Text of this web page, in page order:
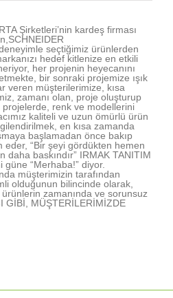
Şirketleri’nin kardeş firması
seçtiğimiz ürünlerden
hedef kitlenize en etkili
her projenin heyecanını
bir sonraki projemize ışık
veren müşterilerimize, kısa
zamanı olan, proje oluşturup
renk ve modellerini
kaliteli ve uzun ömürlü ürün
en kısa zamanda
başlamadan önce bakıp
eder, “Bir şeyi gördükten hemen
daha baskındır” IRMAK TANITIM
“Merhaba!” diyor.
müşterimizin tarafından
olduğunun bilincinde olarak,
zamanında ve sorunsuz
GİBİ, MÜŞTERİLERİMİZDE